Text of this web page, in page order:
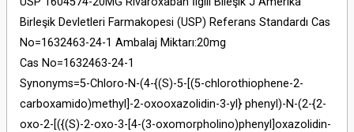
Birleşik Devletleri Farmakopesi (USP) Referans Standardı Cas
No=1632463-24-1 Ambalaj Miktarı:20mg
Cas No=1632463-24-1
Synonyms=5-Chloro-N-(4-{(S)-5-[(5-chlorothiophene-2-
carboxamido)methyl]-2-oxooxazolidin-3-yl} phenyl)-N-(2-{2-
oxo-2-[({(S)-2-oxo-3-[4-(3-oxomorpholino)phenyl]oxazolidin-